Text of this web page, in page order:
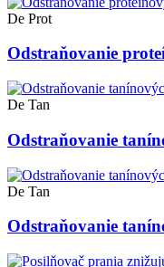
De Prot
Odstraňovanie
De Tan
Odstraňovanie
De Tan
Odstraňovanie